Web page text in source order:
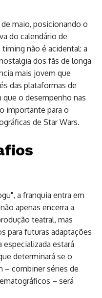
maio, posicionando o
do calendário de
não é acidental: a
dos fãs de longa
mais jovem que
das plataformas de
o desempenho nas
importante para o
de Star Wars.
a franquia entra em
apenas encerra a
teatral, mas
para futuras adaptações
especializada estará
determinará se o
– combiner séries de
– será